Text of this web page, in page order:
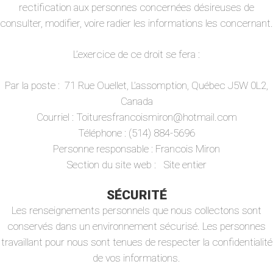
rectification aux personnes concernées désireuses de
consulter, modifier, voire radier les informations les concernant.
L’exercice de ce droit se fera :
Par la poste : 71 Rue Ouellet, L’assomption, Québec J5W 0L2,
Canada
Courriel : Toituresfrancoismiron@hotmail.com
Téléphone : (514) 884-5696
Personne responsable : Francois Miron
Section du site web : Site entier
SÉCURITÉ
Les renseignements personnels que nous collectons sont
conservés dans un environnement sécurisé. Les personnes
travaillant pour nous sont tenues de respecter la confidentialité
de vos informations.